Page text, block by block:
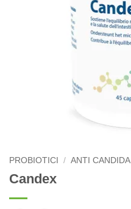
PROBIOTICI / ANTI CANDIDA
Candex